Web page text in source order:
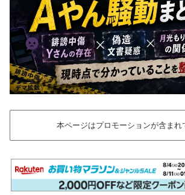
本ページはプロモーションが含まれ